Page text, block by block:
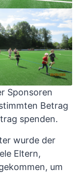
Sponsoren
Betrag
spenden.
wurde der
Eltern,
um